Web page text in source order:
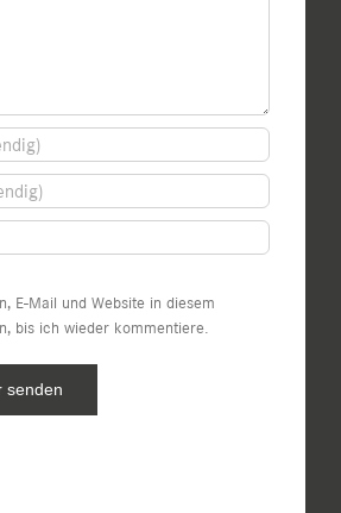
E-Mail und Website in diesem
bis ich wieder kommentiere.